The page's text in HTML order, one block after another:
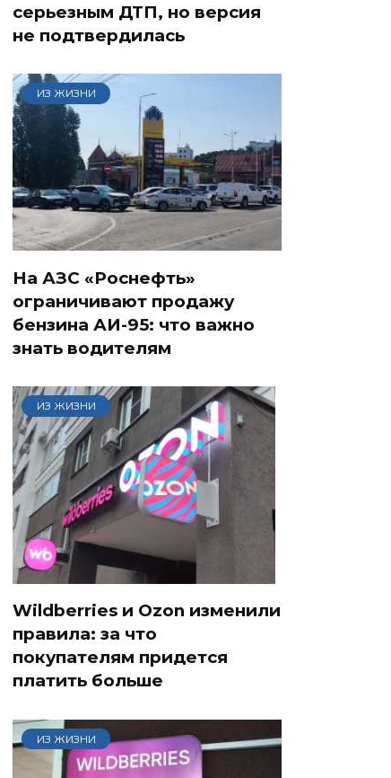
серьезным ДТП, но версия
не подтвердилась
ИЗ ЖИЗНИ
На АЗС «Роснефть»
ограничивают продажу
бензина АИ-95: что важно
знать водителям
ИЗ ЖИЗНИ
Wildberries и Ozon изменили
правила: за что
покупателям придется
платить больше
ИЗ ЖИЗНИ